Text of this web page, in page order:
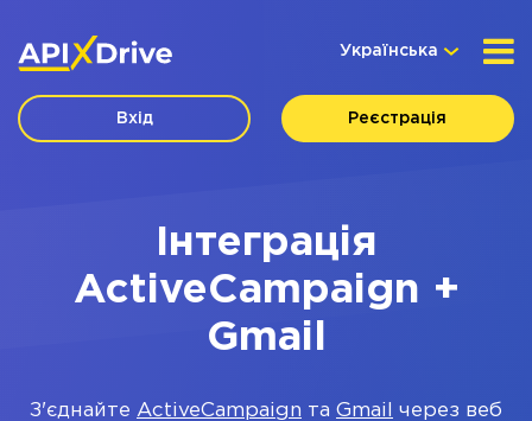
Українська
Вхід Реєстрація
Інтеграція
ActiveCampaign +
Gmail
З'єднайте ActiveCampaign та Gmail
через веб